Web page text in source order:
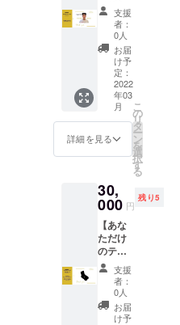
送料、
消費税
込みの
値段設
定で
す。靴
下本来
の価格
に、ス
カーや
手紙の
してい
る値段
設定に
してお
りま
す。
い致し
ます。
・面会
する場
合には
必ず公
共の場
で面会
させて
頂きま
す。 ・
ラウド
ファン
ディン
グ終了
後、ご
登録頂
いてい
るメー
ルアド
レス宛
にご連
す。 ▼
注意 ・
備考欄
にお名
前（漢
字/カタ
カナフ
ルネー
ム）で
ご記入
下さ
出
し！？
容
①Regr
a代表吉
村俊輔
15000
円/日で
貸し出
し ▼詳
細 ・マ
やイベ
ント運
営、
Regra
の講演
会はも
ちろ
ん、
引っ越
しのお
手伝い
支援
者：
0人
お届
け予
定：
2022
年03
月
詳細を見る
こ
の
リ
タ
ー
ン
を
選
択
す
る
30,
000 円
残り5
【あな
ただけ
のテキ
ストを
靴下に
刻みま
しょ
う】 ▼
支援
者：
0人
お届
け予